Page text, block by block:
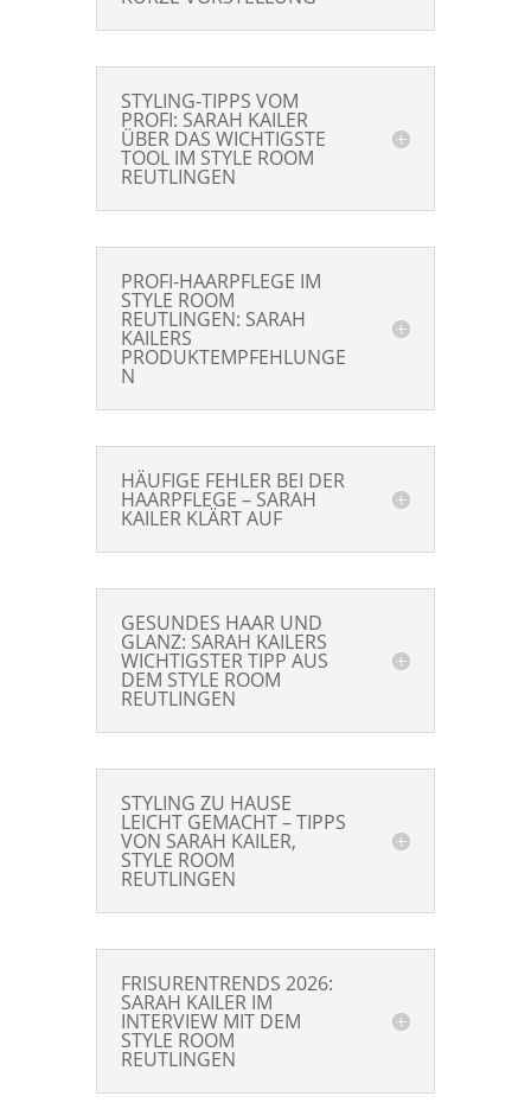
STYLING-TIPPS VOM
PROFI: SARAH KAILER
ÜBER DAS WICHTIGSTE
TOOL IM STYLE ROOM
REUTLINGEN
PROFI-HAARPFLEGE IM
STYLE ROOM
REUTLINGEN: SARAH
KAILERS
PRODUKTEMPFEHLUNGE
N
HÄUFIGE FEHLER BEI DER
HAARPFLEGE – SARAH
KAILER KLÄRT AUF
GESUNDES HAAR UND
GLANZ: SARAH KAILERS
WICHTIGSTER TIPP AUS
DEM STYLE ROOM
REUTLINGEN
STYLING ZU HAUSE
LEICHT GEMACHT – TIPPS
VON SARAH KAILER,
STYLE ROOM
REUTLINGEN
FRISURENTRENDS 2026:
SARAH KAILER IM
INTERVIEW MIT DEM
STYLE ROOM
REUTLINGEN